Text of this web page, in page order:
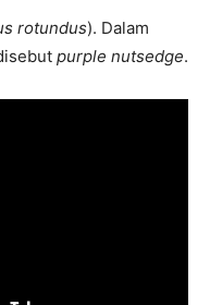
rotundus). Dalam
purple nutsedge.